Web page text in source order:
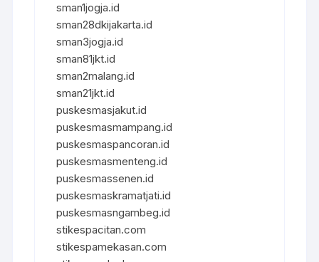
sman1jogja.id
sman28dkijakarta.id
sman3jogja.id
sman81jkt.id
sman2malang.id
sman21jkt.id
puskesmasjakut.id
puskesmasmampang.id
puskesmaspancoran.id
puskesmasmenteng.id
puskesmassenen.id
puskesmaskramatjati.id
puskesmasngambeg.id
stikespacitan.com
stikespamekasan.com